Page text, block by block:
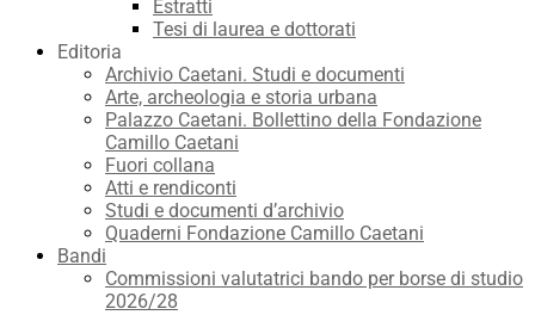
Estratti
Tesi di laurea e dottorati
Editoria
Archivio Caetani. Studi e documenti
Arte, archeologia e storia urbana
Palazzo Caetani. Bollettino della Fondazione
Camillo Caetani
Fuori collana
Atti e rendiconti
Studi e documenti d’archivio
Quaderni Fondazione Camillo Caetani
Bandi
Commissioni valutatrici bando per borse di studio
2026/28